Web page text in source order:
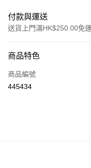
付款與運送
送貨上門滿HK$250.00免
信用卡
Apple Pay
商品特色
商品編號
445434